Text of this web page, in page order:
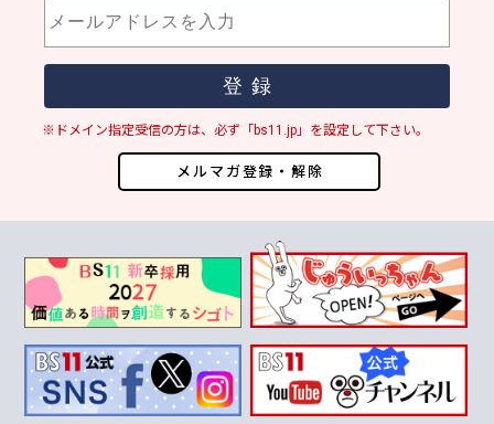
メルマガ登録・解除
※ドメイン指定受信の方は、必ず「bs11.jp」を設定して下さい。